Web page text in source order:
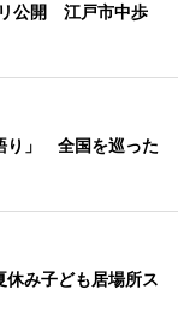
公開 江戸市中歩
り」 全国を巡った
み子ども居場所ス